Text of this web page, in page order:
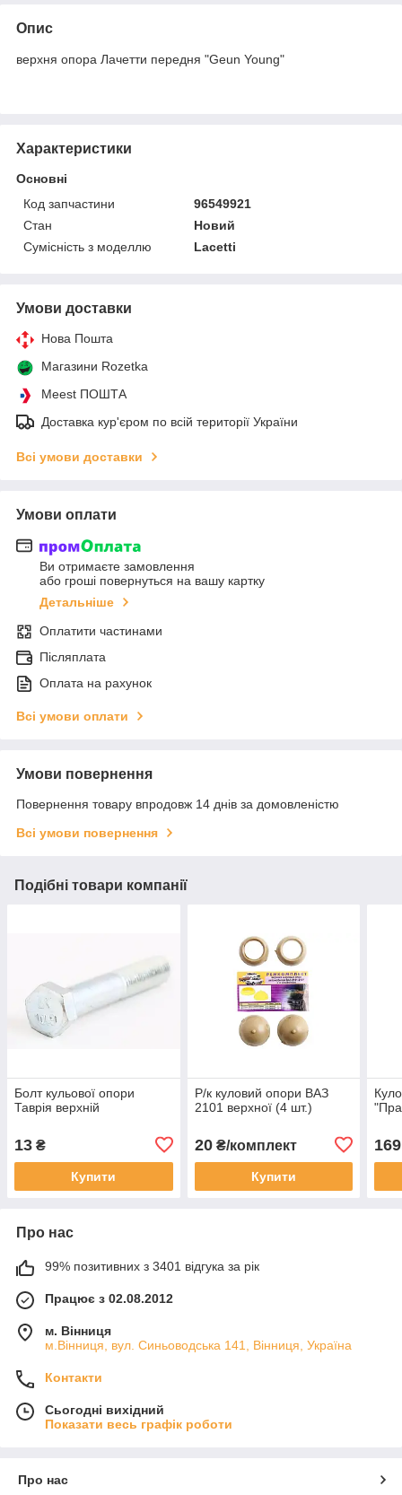
Опис
верхня опора Лачетти передня "Geun Young"
Характеристики
Основні
Код запчастини
96549921
Стан
Новий
Сумісність з моделлю
Lacetti
Умови доставки
Нова Пошта
Магазини Rozetka
Meest ПОШТА
Доставка кур'єром по всій території України
Всі умови доставки
Умови оплати
Ви отримаєте замовлення
або гроші повернуться на вашу картку
Детальніше
Оплатити частинами
Післяплата
Оплата на рахунок
Всі умови оплати
Умови повернення
Повернення товару впродовж 14 днів за домовленістю
Всі умови повернення
Подібні товари компанії
Болт кульової опори
Таврія верхній
13 ₴
Купити
Р/к куловий опори ВАЗ
2101 верхної (4 шт.)
20₴/комплект
Купити
169
Про нас
99% позитивних з 3401 відгука за рік
Працює з 02.08.2012
м. Вінниця
м.Вінниця, вул. Синьоводська 141, Вінниця, Україна
Контакти
Сьогодні вихідний
Показати весь графік роботи
Про нас